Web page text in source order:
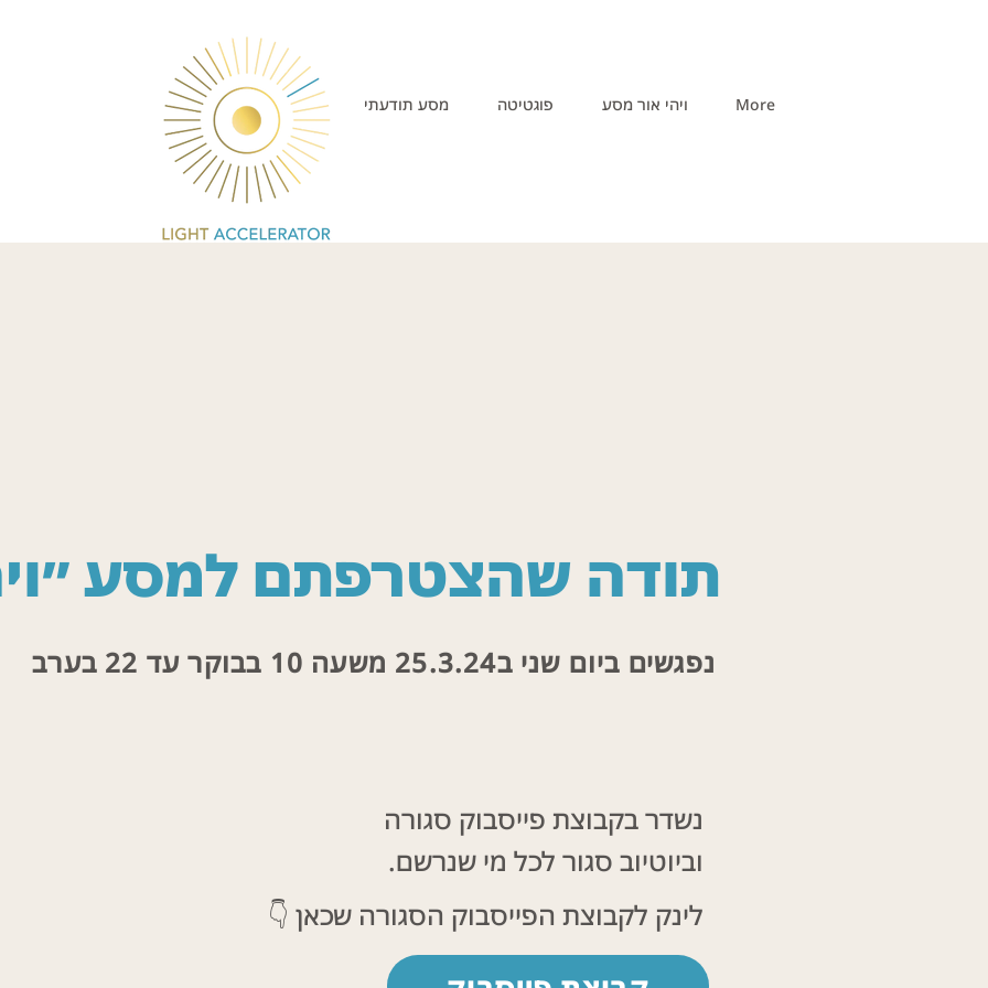
מסע תודעתי פוגטיטה ויהי אור מסע More
תודה שהצטרפתם למסע
נפגשים ביום שני ב25.3.24 משעה 10 בבוקר עד 22 בערב
נשדר בקבוצת פייסבוק סגורה
וביוטיוב סגור לכל מי שנרשם.
לינק לקבוצת הפייסבוק הסגורה שכאן 👇